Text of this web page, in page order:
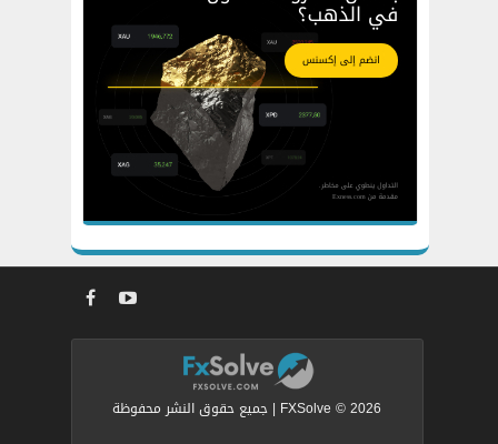
FXSolve © 2026 | جميع حقوق النشر محفوظة